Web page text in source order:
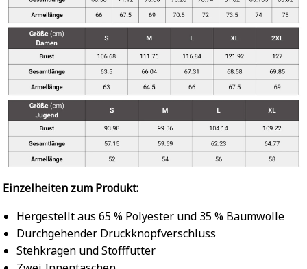
Einzelheiten zum Produkt:
Hergestellt aus 65 % Polyester und 35 % Baumwolle
Durchgehender Druckknopfverschluss
Stehkragen und Stofffutter